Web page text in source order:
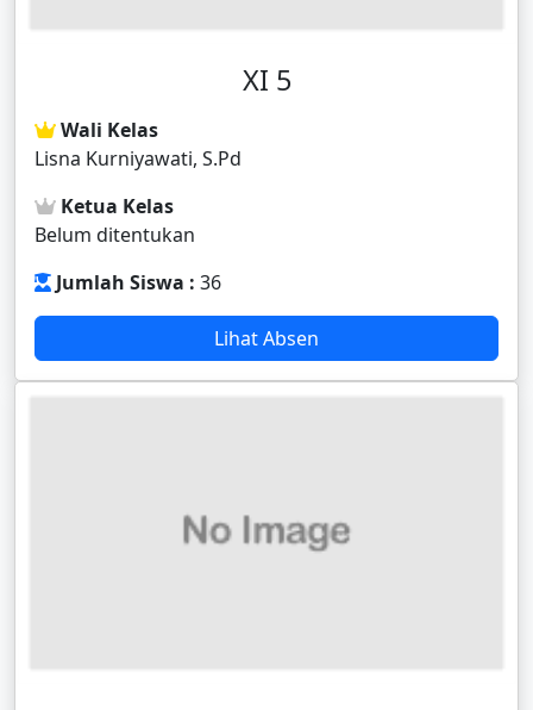
XI 5
Wali Kelas
Lisna Kurniyawati, S.Pd
Ketua Kelas
Belum ditentukan
Jumlah Siswa : 36
Lihat Absen